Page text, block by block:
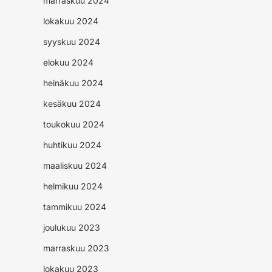
lokakuu 2024
syyskuu 2024
elokuu 2024
heinäkuu 2024
kesäkuu 2024
toukokuu 2024
huhtikuu 2024
maaliskuu 2024
helmikuu 2024
tammikuu 2024
joulukuu 2023
marraskuu 2023
lokakuu 2023